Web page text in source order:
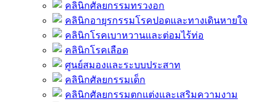
คลินิกศัลยกรรมทรวงอก
คลินิกอายุรกรรมโรคปอดและทางเดินหายใจ
คลินิกโรคเบาหวานและต่อมไร้ท่อ
คลินิกโรคเลือด
ศูนย์สมองและระบบประสาท
คลินิกศัลยกรรมเด็ก
คลินิกศัลยกรรมตกแต่งและเสริมความงาม